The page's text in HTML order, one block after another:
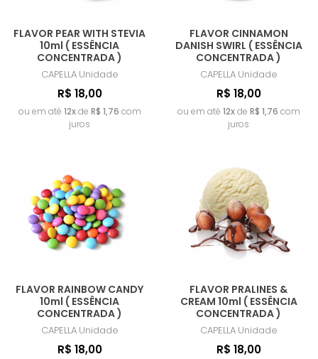
FLAVOR PEAR WITH STEVIA
10ml ( ESSÊNCIA
CONCENTRADA )
CAPELLA Unidade
R$ 18,00
ou em até 12xde R$ 1,76 com
juros
FLAVOR CINNAMON
DANISH SWIRL ( ESSÊNCIA
CONCENTRADA )
CAPELLA Unidade
R$ 18,00
ou em até 12xde R$ 1,76 com
juros
FLAVOR RAINBOW CANDY
10ml ( ESSÊNCIA
CONCENTRADA )
CAPELLA Unidade
R$ 18,00
FLAVOR PRALINES &
CREAM 10ml ( ESSÊNCIA
CONCENTRADA )
CAPELLA Unidade
R$ 18,00